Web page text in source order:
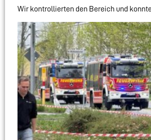
Wir kontrollierten den Bereich und